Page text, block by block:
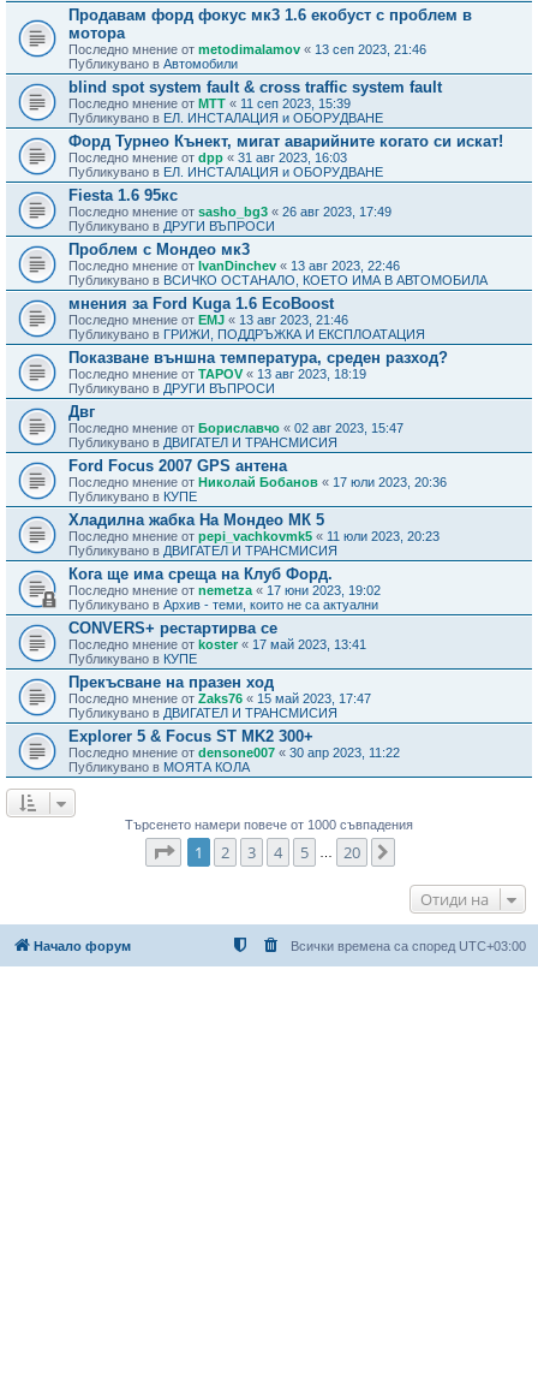
Продавам форд фокус мк3 1.6 екобуст с проблем в
мотора
Последно мнение от metodimalamov « 13 сеп 2023, 21:46
Публикувано в Автомобили
blind spot system fault & cross traffic system fault
Последно мнение от MTT « 11 сеп 2023, 15:39
Публикувано в ЕЛ. ИНСТАЛАЦИЯ и ОБОРУДВАНЕ
Форд Турнео Кънект, мигат аварийните когато си искат!
Последно мнение от dpp « 31 авг 2023, 16:03
Публикувано в ЕЛ. ИНСТАЛАЦИЯ и ОБОРУДВАНЕ
Fiesta 1.6 95кс
Последно мнение от sasho_bg3 « 26 авг 2023, 17:49
Публикувано в ДРУГИ ВЪПРОСИ
Проблем с Мондео мк3
Последно мнение от IvanDinchev « 13 авг 2023, 22:46
Публикувано в ВСИЧКО ОСТАНАЛО, КОЕТО ИМА В АВТОМОБИЛА
мнения за Ford Kuga 1.6 EcoBoost
Последно мнение от EMJ « 13 авг 2023, 21:46
Публикувано в ГРИЖИ, ПОДДРЪЖКА И ЕКСПЛОАТАЦИЯ
Показване външна температура, среден разход?
Последно мнение от TAPOV« 13 авг 2023, 18:19
Публикувано в ДРУГИ ВЪПРОСИ
Двг
Последно мнение от Бориславчо « 02 авг 2023, 15:47
Публикувано в ДВИГАТЕЛ И ТРАНСМИСИЯ
Ford Focus 2007 GPS антена
Последно мнение от Николай Бобанов « 17 юли 2023, 20:36
Публикувано в КУПЕ
Хладилна жабка На Мондео МК 5
Последно мнение от pepi_vachkovmk5 « 11 юли 2023, 20:23
Публикувано в ДВИГАТЕЛ И ТРАНСМИСИЯ
Кога ще има среща на Клуб Форд.
Последно мнение от nemetza « 17 юни 2023, 19:02
Публикувано в Архив - теми, които не са актуални
CONVERS+ рестартирва се
Последно мнение от koster « 17 май 2023, 13:41
Публикувано в КУПЕ
Прекъсване на празен ход
Последно мнение от Zaks76 « 15 май 2023, 17:47
Публикувано в ДВИГАТЕЛ И ТРАНСМИСИЯ
Explorer 5 & Focus ST MK2 300+
Последно мнение от densone007 « 30 апр 2023, 11:22
Публикувано в МОЯТА КОЛА
Търсенето намери повече от 1000 съвпадения
Страница1 от
1 2 3 4 5 20
Отиди на
Начало форум Всички времена са според UTC+03:00